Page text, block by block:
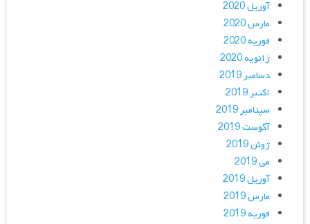
آوریل 2020
مارس 2020
فوریه 2020
ژانویه 2020
دسامبر 2019
اکتبر 2019
سپتامبر 2019
آگوست 2019
ژوئن 2019
می 2019
آوریل 2019
مارس 2019
فوریه 2019